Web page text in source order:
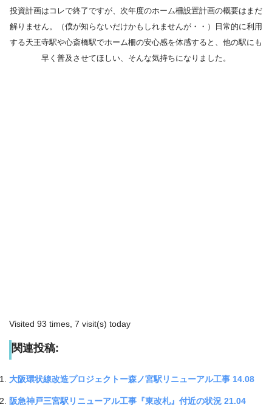
投資計画はコレで終了ですが、次年度のホーム柵設置計画の概要はまだ
解りません。（僕が知らないだけかもしれませんが・・）日常的に利用
する天王寺駅や心斎橋駅でホーム柵の安心感を体感すると、他の駅にも
早く普及させてほしい、そんな気持ちになりました。
Visited 93 times, 7 visit(s) today
関連投稿:
大阪環状線改造プロジェクトー森ノ宮駅リニューアル工事 14.08
阪急神戸三宮駅リニューアル工事『東改札』付近の状況 21.04